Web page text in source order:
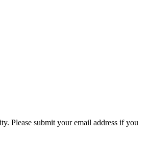
Please submit your email address if you